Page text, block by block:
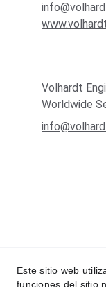
Volhardt
Worldwide
Este sitio web
funciones del sitio